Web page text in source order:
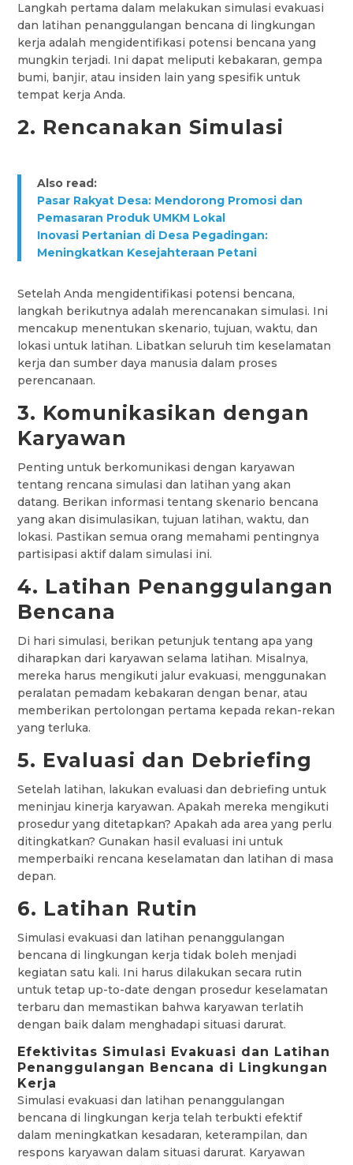
Langkah pertama dalam melakukan simulasi evakuasi
dan latihan penanggulangan bencana di lingkungan
kerja adalah mengidentifikasi potensi bencana yang
mungkin terjadi. Ini dapat meliputi kebakaran, gempa
bumi, banjir, atau insiden lain yang spesifik untuk
tempat kerja Anda.
2. Rencanakan Simulasi
Also read:
Pasar Rakyat Desa: Mendorong Promosi dan
Pemasaran Produk UMKM Lokal
Inovasi Pertanian di Desa Pegadingan:
Meningkatkan Kesejahteraan Petani
Setelah Anda mengidentifikasi potensi bencana,
langkah berikutnya adalah merencanakan simulasi. Ini
mencakup menentukan skenario, tujuan, waktu, dan
lokasi untuk latihan. Libatkan seluruh tim keselamatan
kerja dan sumber daya manusia dalam proses
perencanaan.
3. Komunikasikan dengan
Karyawan
Penting untuk berkomunikasi dengan karyawan
tentang rencana simulasi dan latihan yang akan
datang. Berikan informasi tentang skenario bencana
yang akan disimulasikan, tujuan latihan, waktu, dan
lokasi. Pastikan semua orang memahami pentingnya
partisipasi aktif dalam simulasi ini.
4. Latihan Penanggulangan
Bencana
Di hari simulasi, berikan petunjuk tentang apa yang
diharapkan dari karyawan selama latihan. Misalnya,
mereka harus mengikuti jalur evakuasi, menggunakan
peralatan pemadam kebakaran dengan benar, atau
memberikan pertolongan pertama kepada rekan-rekan
yang terluka.
5. Evaluasi dan Debriefing
Setelah latihan, lakukan evaluasi dan debriefing untuk
meninjau kinerja karyawan. Apakah mereka mengikuti
prosedur yang ditetapkan? Apakah ada area yang perlu
ditingkatkan? Gunakan hasil evaluasi ini untuk
memperbaiki rencana keselamatan dan latihan di masa
depan.
6. Latihan Rutin
Simulasi evakuasi dan latihan penanggulangan
bencana di lingkungan kerja tidak boleh menjadi
kegiatan satu kali. Ini harus dilakukan secara rutin
untuk tetap up-to-date dengan prosedur keselamatan
terbaru dan memastikan bahwa karyawan terlatih
dengan baik dalam menghadapi situasi darurat.
Efektivitas Simulasi Evakuasi dan Latihan
Penanggulangan Bencana di Lingkungan
Kerja
Simulasi evakuasi dan latihan penanggulangan
bencana di lingkungan kerja telah terbukti efektif
dalam meningkatkan kesadaran, keterampilan, dan
respons karyawan dalam situasi darurat. Karyawan